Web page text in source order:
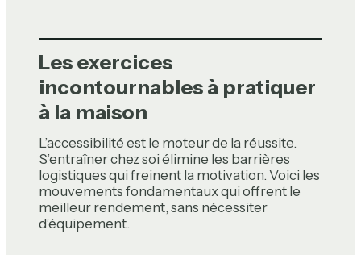
Les exercices
incontournables à pratiquer
à la maison
L’accessibilité est le moteur de la réussite.
S’entraîner chez soi élimine les barrières
logistiques qui freinent la motivation. Voici les
mouvements fondamentaux qui offrent le
meilleur rendement, sans nécessiter
d’équipement.